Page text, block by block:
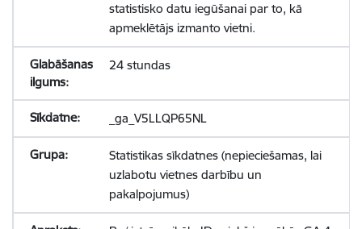
statistisko datu iegūšanai par to, kā
apmeklētājs izmanto vietni.
24 stundas
_ga_V5LLQP65NL
Statistikas sīkdatnes (nepieciešamas, lai
uzlabotu vietnes darbību un
pakalpojumus)